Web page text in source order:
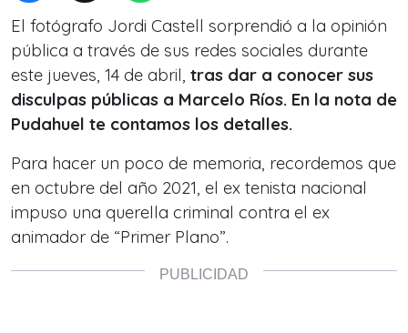
El fotógrafo Jordi Castell sorprendió a la opinión
pública a través de sus redes sociales durante
este jueves, 14 de abril, tras dar a conocer sus
disculpas públicas a Marcelo Ríos. En la nota de
Pudahuel te contamos los detalles.
Para hacer un poco de memoria, recordemos que
en octubre del año 2021, el ex tenista nacional
impuso una querella criminal contra el ex
animador de “Primer Plano”.